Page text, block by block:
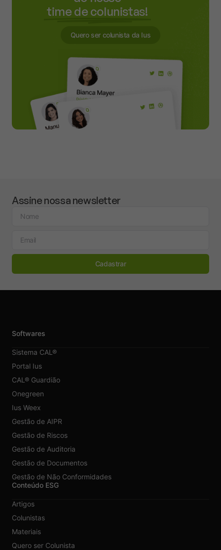
time de colunistas!
Quero ser colunista da Ius
Assine nossa newsletter
Cadastrar
Softwares
Sistema CAL®
Portal Ius
CAL® Guardião
Onegreen
Ius Weex
Gestão de AIPR
Gestão de Riscos
Gestão de Auditoria
Gestão de Documentos
Gestão de Não Conformidades
Conteúdo ESG
Artigos
Colunistas
Materiais
Quero ser Colunista